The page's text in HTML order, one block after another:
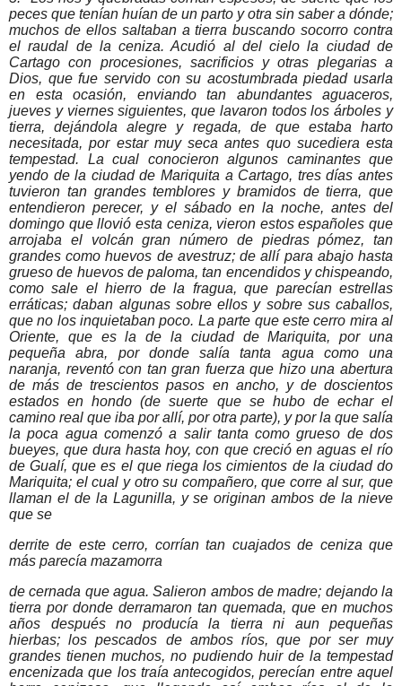
peces que tenían huían de un parto y otra sin saber a dónde;
muchos de ellos saltaban a tierra buscando socorro contra
el raudal de la ceniza. Acudió al del cielo la ciudad de
Cartago con procesiones, sacrificios y otras plegarias a
Dios, que fue servido con su acostumbrada piedad usarla
en esta ocasión, enviando tan abundantes aguaceros,
jueves y viernes siguientes, que lavaron todos los árboles y
tierra, dejándola alegre y regada, de que estaba harto
necesitada, por estar muy seca antes quo sucediera esta
tempestad. La cual conocieron algunos caminantes que
yendo de la ciudad de Mariquita a Cartago, tres días antes
tuvieron tan grandes temblores y bramidos de tierra, que
entendieron perecer, y el sábado en la noche, antes del
domingo que llovió esta ceniza, vieron estos españoles que
arrojaba el volcán gran número de piedras pómez, tan
grandes como huevos de avestruz; de allí para abajo hasta
grueso de huevos de paloma, tan encendidos y chispeando,
como sale el hierro de la fragua, que parecían estrellas
erráticas; daban algunas sobre ellos y sobre sus caballos,
que no los inquietaban poco. La parte que este cerro mira al
Oriente, que es la de la ciudad de Mariquita, por una
pequeña abra, por donde salía tanta agua como una
naranja, reventó con tan gran fuerza que hizo una abertura
de más de trescientos pasos en ancho, y de doscientos
estados en hondo (de suerte que se hubo de echar el
camino real que iba por allí, por otra parte), y por la que salía
la poca agua comenzó a salir tanta como grueso de dos
bueyes, que dura hasta hoy, con que creció en aguas el río
de Gualí, que es el que riega los cimientos de la ciudad do
Mariquita; el cual y otro su compañero, que corre al sur, que
llaman el de la Lagunilla, y se originan ambos de la nieve
que se
derrite de este cerro, corrían tan cuajados de ceniza que
más parecía mazamorra
de cernada que agua. Salieron ambos de madre; dejando la
tierra por donde derramaron tan quemada, que en muchos
años después no producía la tierra ni aun pequeñas
hierbas; los pescados de ambos ríos, que por ser muy
grandes tienen muchos, no pudiendo huir de la tempestad
encenizada que los traía antecogidos, perecían entre aquel